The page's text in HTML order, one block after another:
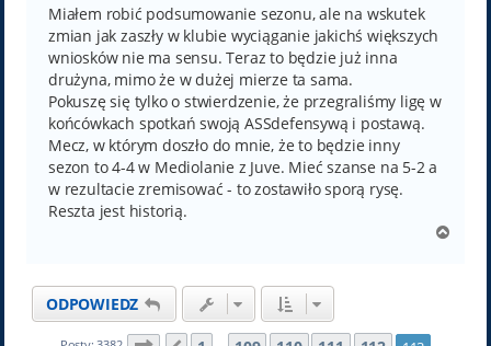
t
Miałem robić podsumowanie sezonu, ale na wskutek
zmian jak zaszły w klubie wyciąganie jakichś większych
wniosków nie ma sensu. Teraz to będzie już inna
drużyna, mimo że w dużej mierze ta sama.
Pokuszę się tylko o stwierdzenie, że przegraliśmy ligę w
końcówkach spotkań swoją ASSdefensywą i postawą.
Mecz, w którym doszło do mnie, że to będzie inny
sezon to 4-4 w Mediolanie z Juve. Mieć szanse na 5-2 a
w rezultacie zremisować - to zostawiło sporą rysę.
Reszta jest historią.
ODPOWIEDZ